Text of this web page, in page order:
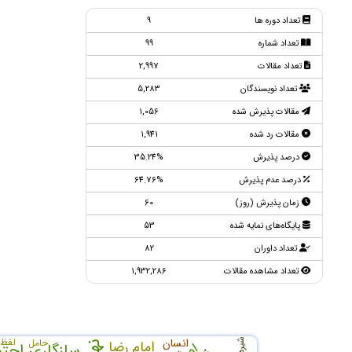
تعداد دوره ها
9
تعداد شماره
99
تعداد مقالات
2,997
تعداد نویسندگان
5,283
مقالات پذیرش شده
1,056
مقالات رد شده
1,941
درصد پذیرش
35.24%
درصد عدم پذیرش
64.76%
زمان پذیرش (روز)
60
پایگاه‌های نمایه شده
53
تعداد داوران
82
تعداد مشاهده مقالات
1,932,286
امام رضا انسان لفظ حامل شیره